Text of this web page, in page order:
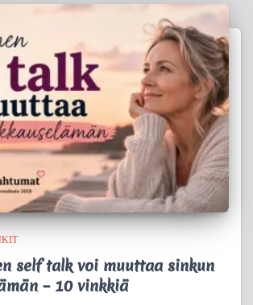
self talk voi muuttaa sinkun
– 10 vinkkiä